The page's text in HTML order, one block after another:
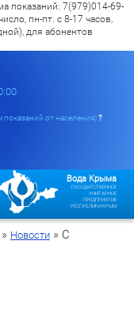
показаний: 7(979)014-69-
пн-пт. с 8-17 часов,
для абонентов
от населения)?
Вода Крыма
ГОСУДАРСТВЕННОЕ
УНИТАРНОЕ
ПРЕДПРИЯТИЕ
РЕСПУБЛИКИ КРЫМ
Новости» С